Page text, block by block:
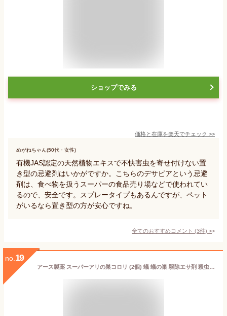
ショップでみる
価格と在庫を楽天でチェック >>
めがねちゃん(50代・女性)
有機JAS認定の天然植物エキスで不快害虫を寄せ付けない置
き型の忌避剤はいかがですか。こちらのデサピアという忌避
剤は、食べ物を扱うスーパーの食品売り場などで使われてい
るので、安全です。スプレータイプもあるんですが、ペット
がいるなら置き型の方が安心ですね。
全てのおすすめコメント (3件) >
no. 19
アース製薬 スーパーアリの巣コロリ (2個) 蟻 蟻の巣 駆除エサ剤 殺虫剤 置き型 対策 退治 室内 屋外